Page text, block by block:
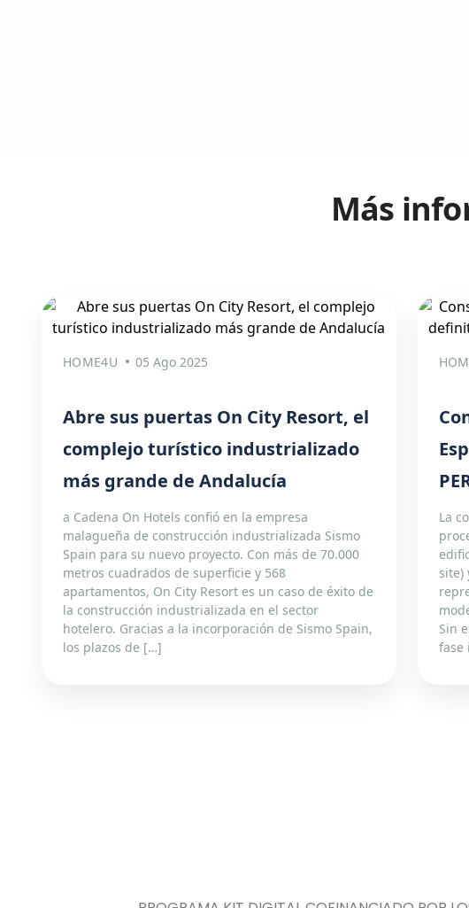
Más
HOME4U 05 Ago 2025
Abre sus puertas On City Resort, el
complejo turístico industrializado
más grande de Andalucía
a Cadena On Hotels confió en la empresa
malagueña de construcción industrializada Sismo
Spain para su nuevo proyecto. Con más de 70.000
metros cuadrados de superficie y 568
apartamentos, On City Resort es un caso de éxito de
la construcción industrializada en el sector
hotelero. Gracias a la incorporación de Sismo Spain,
los plazos de […]
La
site)
Sin
fase